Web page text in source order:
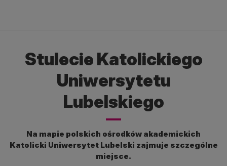
Stulecie Katolickiego
Uniwersytetu
Lubelskiego
Na mapie polskich ośrodków akademickich
Katolicki Uniwersytet Lubelski zajmuje szczególne
miejsce.